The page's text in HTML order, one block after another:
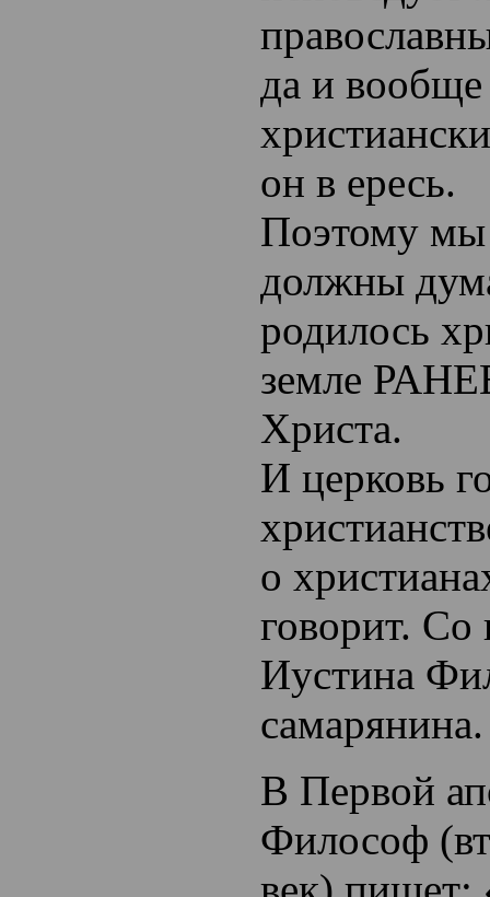
да и
он в ересь.
Поэтому
должны
родилось
земле
Христа.
И церковь
о
говорит.
Иустина
самарянина.
В Первой
Философ